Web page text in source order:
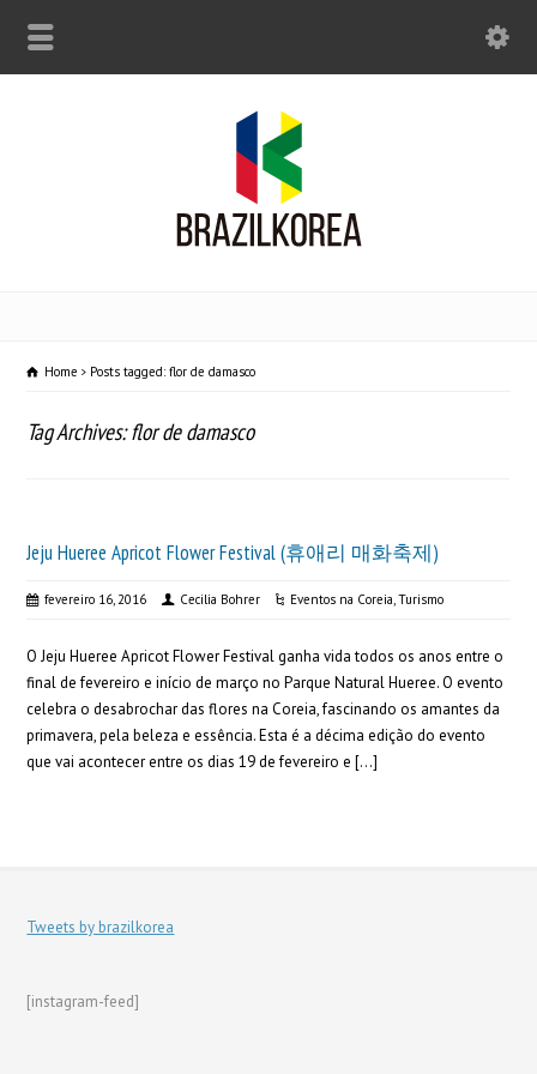
Home Posts tagged: flor de damasco
Tag Archives: flor de damasco
Jeju Hueree Apricot Flower Festival (휴애리 매화축제)
fevereiro 16, 2016 Cecilia Bohrer Eventos na Coreia,Turismo
O Jeju Hueree Apricot Flower Festival ganha vida todos os anos entre o
final de fevereiro e início de março no Parque Natural Hueree. O evento
celebra o desabrochar das flores na Coreia, fascinando os amantes da
primavera, pela beleza e essência. Esta é a décima edição do evento
que vai acontecer entre os dias 19 de fevereiro e […]
Tweets by brazilkorea
[instagram-feed]